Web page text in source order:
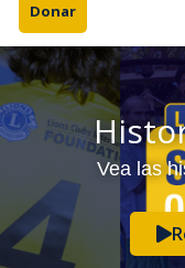
Donar
Vea las